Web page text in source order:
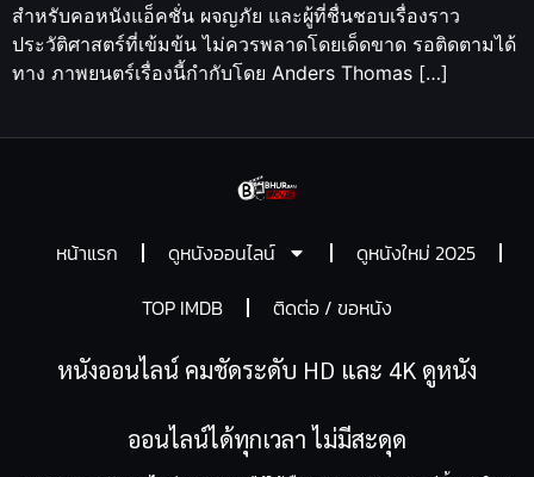
สำหรับคอหนังแอ็คชั่น ผจญภัย และผู้ที่ชื่นชอบเรื่องราว
ประวัติศาสตร์ที่เข้มข้น ไม่ควรพลาดโดยเด็ดขาด รอติดตามได้
ทาง ภาพยนตร์เรื่องนี้กำกับโดย Anders Thomas […]
หน้าแรก ดูหนังออนไลน์
ดูหนังใหม่ 2025
TOP IMDB
ติดต่อ / ขอหนัง
หนังออนไลน์ คมชัดระดับ HD และ 4K ดูหนัง
ออนไลน์ได้ทุกเวลา ไม่มีสะดุด